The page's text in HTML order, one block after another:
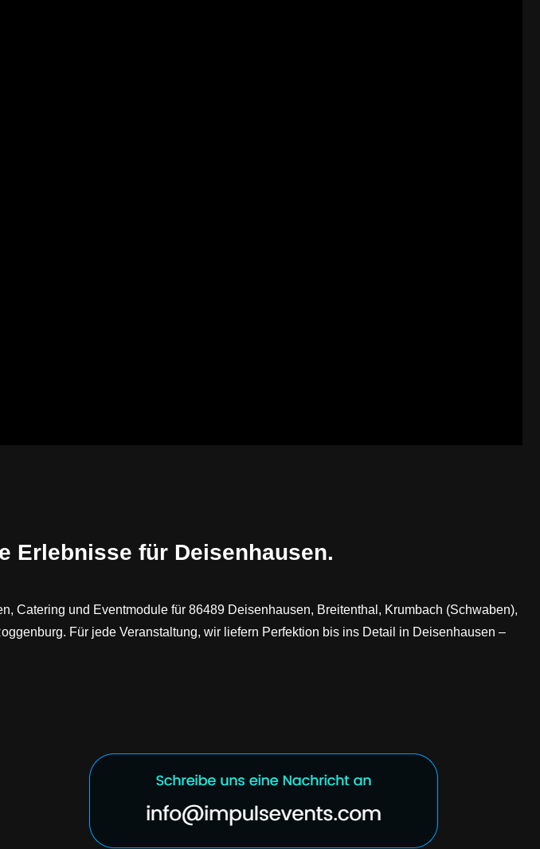
Erlebnisse für Deisenhausen.
Catering und Eventmodule für 86489 Deisenhausen, Breitenthal, Krumbach (Schwaben),
Für jede Veranstaltung, wir liefern Perfektion bis ins Detail in Deisenhausen –